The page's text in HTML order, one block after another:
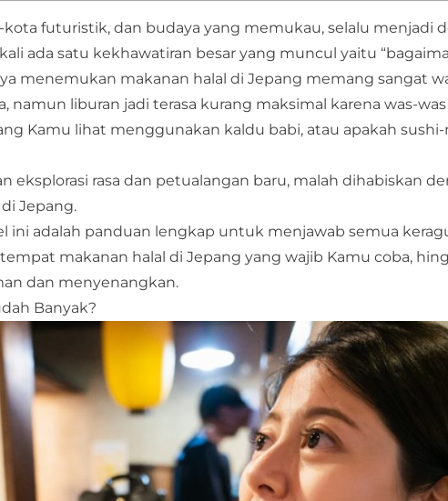
futuristik, dan budaya yang memukau, selalu menjadi
ada satu kekhawatiran besar yang muncul yaitu
menemukan makanan halal di Jepang memang sangat
namun liburan jadi terasa kurang maksimal karena was-
Kamu lihat menggunakan kaldu babi, atau apakah sushi-
eksplorasi rasa dan petualangan baru, malah dihabiskan
Jepang.
ini adalah panduan lengkap untuk menjawab semua
makanan halal di Jepang yang wajib Kamu coba,
dan menyenangkan.
Banyak?